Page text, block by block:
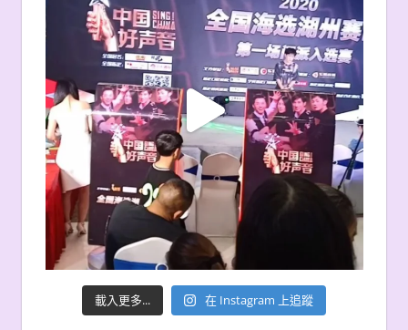
載入更多... 在 Instagram 上追蹤